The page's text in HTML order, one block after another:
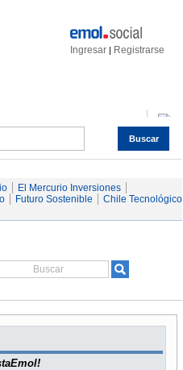
Ingresar | Registrarse
Buscar
Servicios
El Mercurio Inversiones
Futuro Sostenible
Chile Tecnológico